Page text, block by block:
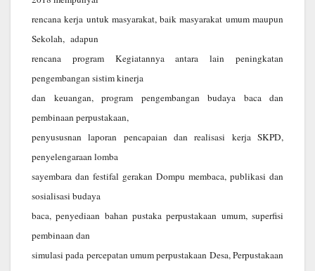
rencana kerja untuk masyarakat, baik masyarakat umum maupun
Sekolah, adapun
rencana program Kegiatannya antara lain peningkatan
pengembangan sistim kinerja
dan keuangan, program pengembangan budaya baca dan
pembinaan perpustakaan,
penyususnan laporan pencapaian dan realisasi kerja SKPD,
penyelengaraan lomba
sayembara dan festifal gerakan Dompu membaca, publikasi dan
sosialisasi budaya
baca, penyediaan bahan pustaka perpustakaan umum, superfisi
pembinaan dan
simulasi pada percepatan umum perpustakaan Desa, Perpustakaan